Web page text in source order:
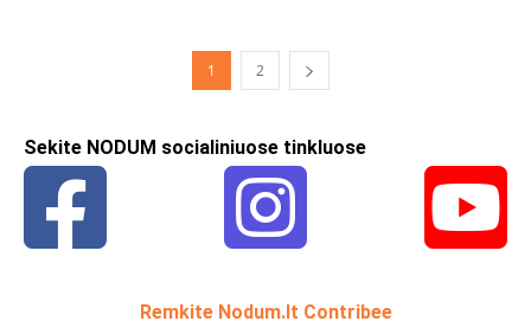
1 2
Sekite NODUM socialiniuose tinkluose
Remkite Nodum.lt Contribee